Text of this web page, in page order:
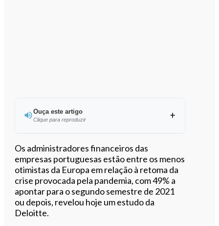
Ouça este artigo
Clique para reproduzir
Ouvir este artigo
Os administradores financeiros das
empresas portuguesas estão entre os menos
otimistas da Europa em relação à retoma da
crise provocada pela pandemia, com 49% a
apontar para o segundo semestre de 2021
ou depois, revelou hoje um estudo da
Deloitte.